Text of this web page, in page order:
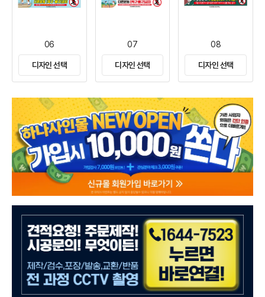
06
디자인 선택
07
디자인 선택
08
디자인 선택